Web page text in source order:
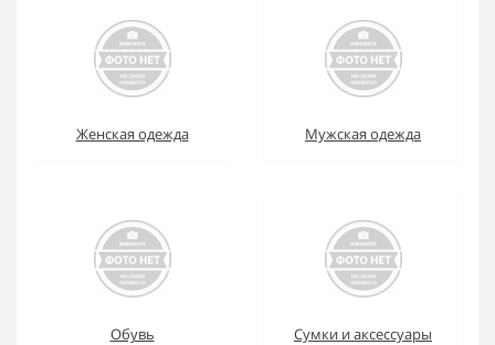
Женская одежда Мужская одежда
Обувь Сумки и аксессуары